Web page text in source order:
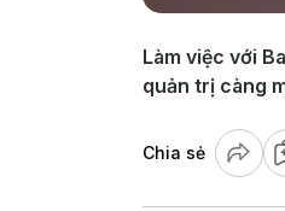
Làm việc với
quản trị càng
Chia sẻ